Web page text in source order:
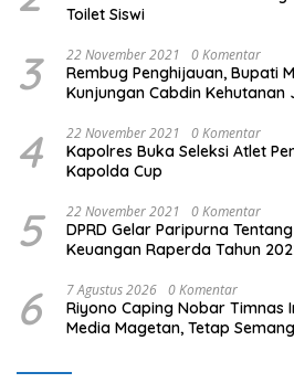
Toilet Siswi
3 22 November 2021 0 Komentar
Rembug Penghijauan, Bupati
Kunjungan Cabdin Kehutanan
4 22 November 2021 0 Komentar
Kapolres Buka Seleksi Atlet
Kapolda Cup
5 22 November 2021 0 Komentar
DPRD Gelar Paripurna
Keuangan Raperda Tahun
6 7 Agustus 2026 0 Komentar
Riyono Caping Nobar Timnas
Media Magetan, Tetap